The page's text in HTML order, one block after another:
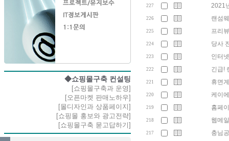
◆쇼핑몰구축 컨설팅
[쇼핑몰구축과 운영]
[오픈마켓 판매노하우]
[몰디자인과 상품페이지]
[쇼핑몰 홍보와 광고전략]
[쇼핑몰구축 묻고답하기]
227 2021
226 랜섬
225 프리
224 당사
223 인터
222 긴급!
221 휴면
220 케이
219 홈페
218 웹메
217 충님